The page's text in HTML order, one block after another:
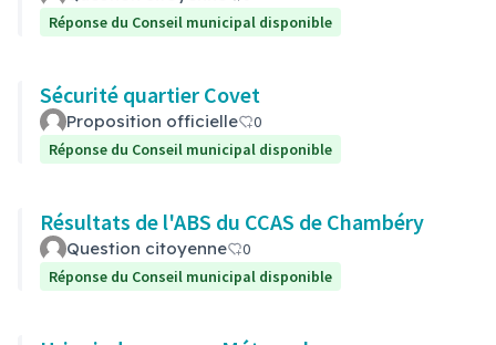
Réponse du Conseil municipal disponible
Sécurité quartier Covet
Proposition officielle
0
Réponse du Conseil municipal disponible
Résultats de l'ABS du CCAS de Chambéry
Question citoyenne
0
Réponse du Conseil municipal disponible